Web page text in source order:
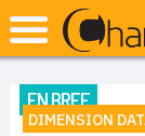
EN BREF
DIMENSION